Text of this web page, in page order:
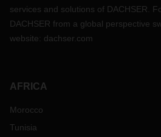
services and solutions of DACHSER.
DACHSER from a global perspective
website: dachser.com
AFRICA
Morocco
Tunisia